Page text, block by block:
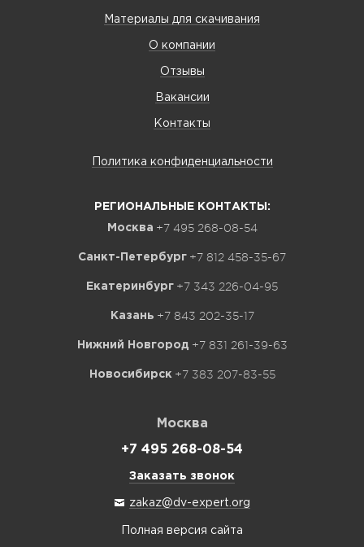
Материалы для скачивания
О компании
Отзывы
Вакансии
Контакты
Политика конфиденциальности
РЕГИОНАЛЬНЫЕ КОНТАКТЫ:
Москва +7 495 268-08-54
Санкт-Петербург +7 812 458-35-67
Екатеринбург +7 343 226-04-95
Казань +7 843 202-35-17
Нижний Новгород +7 831 261-39-63
Новосибирск +7 383 207-83-55
Москва
+7 495 268-08-54
Заказать звонок
zakaz@dv-expert.org
Полная версия сайта